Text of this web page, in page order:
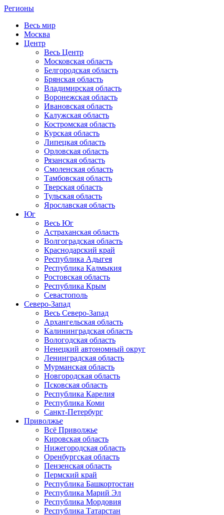
Регионы
Весь мир
Москва
Центр
Весь Центр
Московская область
Белгородская область
Брянская область
Владимирская область
Воронежская область
Ивановская область
Калужская область
Костромская область
Курская область
Липецкая область
Орловская область
Рязанская область
Смоленская область
Тамбовская область
Тверская область
Тульская область
Ярославская область
Юг
Весь Юг
Астраханская область
Волгоградская область
Краснодарский край
Республика Адыгея
Республика Калмыкия
Ростовская область
Республика Крым
Севастополь
Северо-Запад
Весь Северо-Запад
Архангельская область
Калининградская область
Вологодская область
Ненецкий автономный округ
Ленинградская область
Мурманская область
Новгородская область
Псковская область
Республика Карелия
Республика Коми
Санкт-Петербург
Приволжье
Всё Приволжье
Кировская область
Нижегородская область
Оренбургская область
Пензенская область
Пермский край
Республика Башкортостан
Республика Марий Эл
Республика Мордовия
Республика Татарстан